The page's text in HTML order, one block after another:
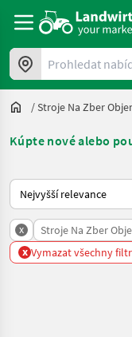
Prohledat nabídky
/Stroje Na Zber
Kúpte nové alebo
Takto se řadí nabídky
x Stroje Na Zber
x Vymazat všechny